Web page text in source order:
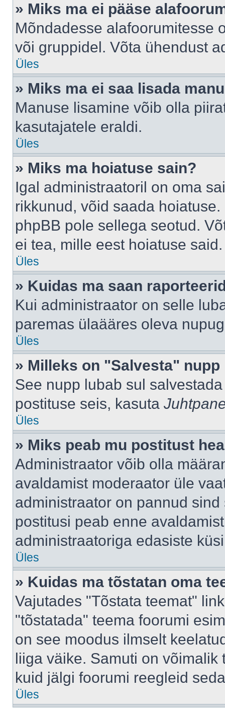
» Miks ma ei pääse
Mõndadesse alafoorumitesse
või gruppidel. Võta ühendust
Üles
» Miks ma ei saa lisada
Manuse lisamine võib olla
kasutajatele eraldi.
Üles
» Miks ma hoiatuse sain?
Igal administraatoril on oma
rikkunud, võid saada
phpBB pole sellega seotud.
ei tea, mille eest hoiatuse said.
Üles
» Kuidas ma saan
Kui administraator on selle
paremas ülaääres oleva
Üles
» Milleks on "Salvesta"
See nupp lubab sul
postituse seis, kasuta
Üles
» Miks peab mu postitust
Administraator võib olla
avaldamist moderaator üle
administraator on pannud
postitusi peab enne
administraatoriga edasiste
Üles
» Kuidas ma tõstatan oma
Vajutades "Tõstata teemat"
"tõstatada" teema foorumi
on see moodus ilmselt
liiga väike. Samuti on
kuid jälgi foorumi reegleid
Üles